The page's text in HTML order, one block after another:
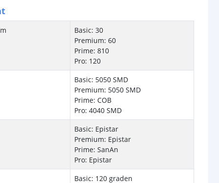
Basic: 30
Premium: 60
Prime: 810
Pro: 120
Basic: 5050 SMD
Premium: 5050 SMD
Prime: COB
Pro: 4040 SMD
Basic: Epistar
Premium: Epistar
Prime: SanAn
Pro: Epistar
Basic: 120 graden